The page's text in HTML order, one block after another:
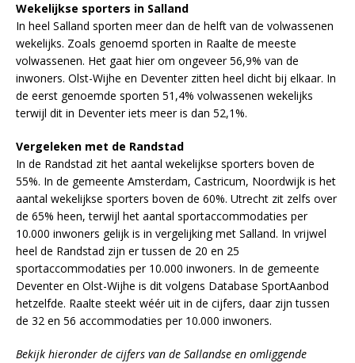
Wekelijkse sporters in Salland
In heel Salland sporten meer dan de helft van de volwassenen
wekelijks. Zoals genoemd sporten in Raalte de meeste
volwassenen. Het gaat hier om ongeveer 56,9% van de
inwoners. Olst-Wijhe en Deventer zitten heel dicht bij elkaar. In
de eerst genoemde sporten 51,4% volwassenen wekelijks
terwijl dit in Deventer iets meer is dan 52,1%.
Vergeleken met de Randstad
In de Randstad zit het aantal wekelijkse sporters boven de
55%. In de gemeente Amsterdam, Castricum, Noordwijk is het
aantal wekelijkse sporters boven de 60%. Utrecht zit zelfs over
de 65% heen, terwijl het aantal sportaccommodaties per
10.000 inwoners gelijk is in vergelijking met Salland. In vrijwel
heel de Randstad zijn er tussen de 20 en 25
sportaccommodaties per 10.000 inwoners. In de gemeente
Deventer en Olst-Wijhe is dit volgens Database SportAanbod
hetzelfde. Raalte steekt wéér uit in de cijfers, daar zijn tussen
de 32 en 56 accommodaties per 10.000 inwoners.
Bekijk hieronder de cijfers van de Sallandse en omliggende